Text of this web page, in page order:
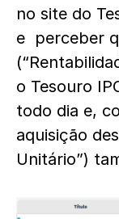
no site do
e perceber
o Tesouro
todo dia e,
aquisição
Unitário”)